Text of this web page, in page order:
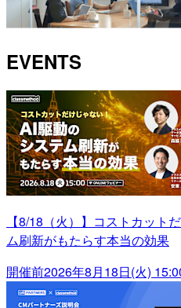
EVENTS
【8/18（火）】コストカット
ム刷新がもたらす本当の効果
開催前2026年8月18日(火)